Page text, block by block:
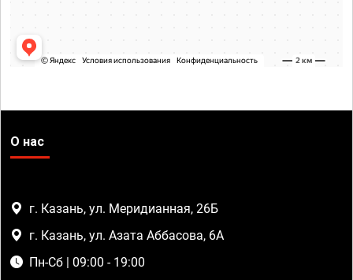
О нас
г. Казань, ул. Меридианная, 26Б
г. Казань, ул. Азата Аббасова, 6А
Пн-Сб | 09:00 - 19:00